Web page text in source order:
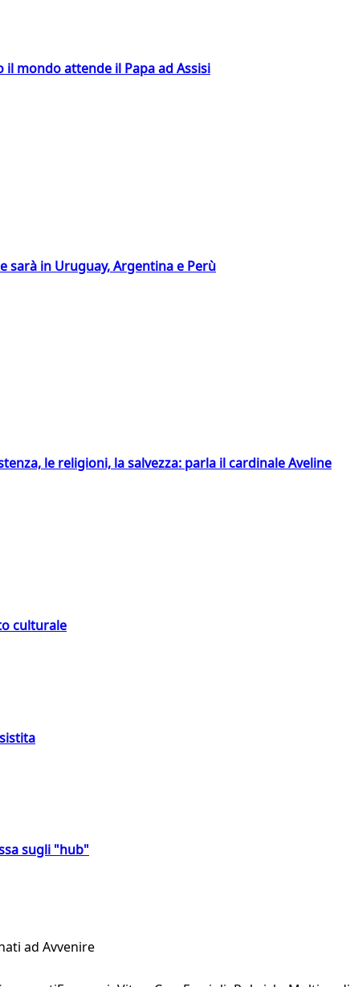
mondo attende il Papa ad Assisi
sarà in Uruguay, Argentina e Perù
le religioni, la salvezza: parla il cardinale Aveline
culturale
sugli "hub"
ad Avvenire